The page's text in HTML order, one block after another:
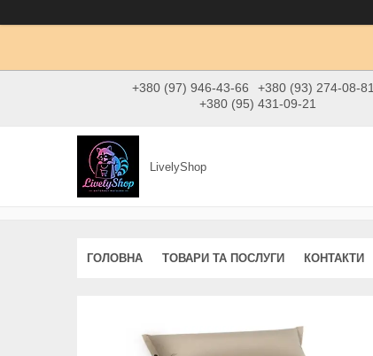
+380 (97) 946-43-66
+380 (93) 274-08-81
+380 (95) 431-09-21
LivelyShop
ГОЛОВНА ТОВАРИ ТА ПОСЛУГИ КОНТАКТИ